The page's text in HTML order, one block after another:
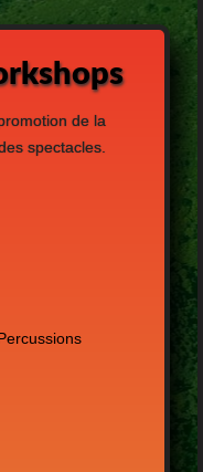
de la
spectacles.